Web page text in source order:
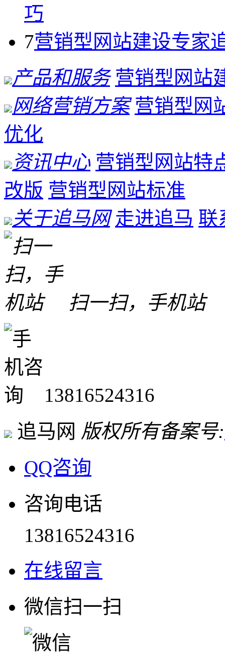
巧
7营销型网站建设专家
产品和服务 营销型网站
网络营销方案 营销型网
优化
资讯中心 营销型网站特
改版 营销型网站标准
关于追马网 走进追马 联
扫一扫，手机站
13816524316
追马网 版权所有备案号:
QQ咨询
咨询电话
13816524316
在线留言
微信扫一扫